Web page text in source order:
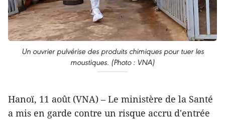
Un ouvrier pulvérise des produits chimiques pour tuer les
moustiques. (Photo : VNA)
Hanoï, 11 août (VNA) – Le ministère de la Santé
a mis en garde contre un risque accru d'entrée